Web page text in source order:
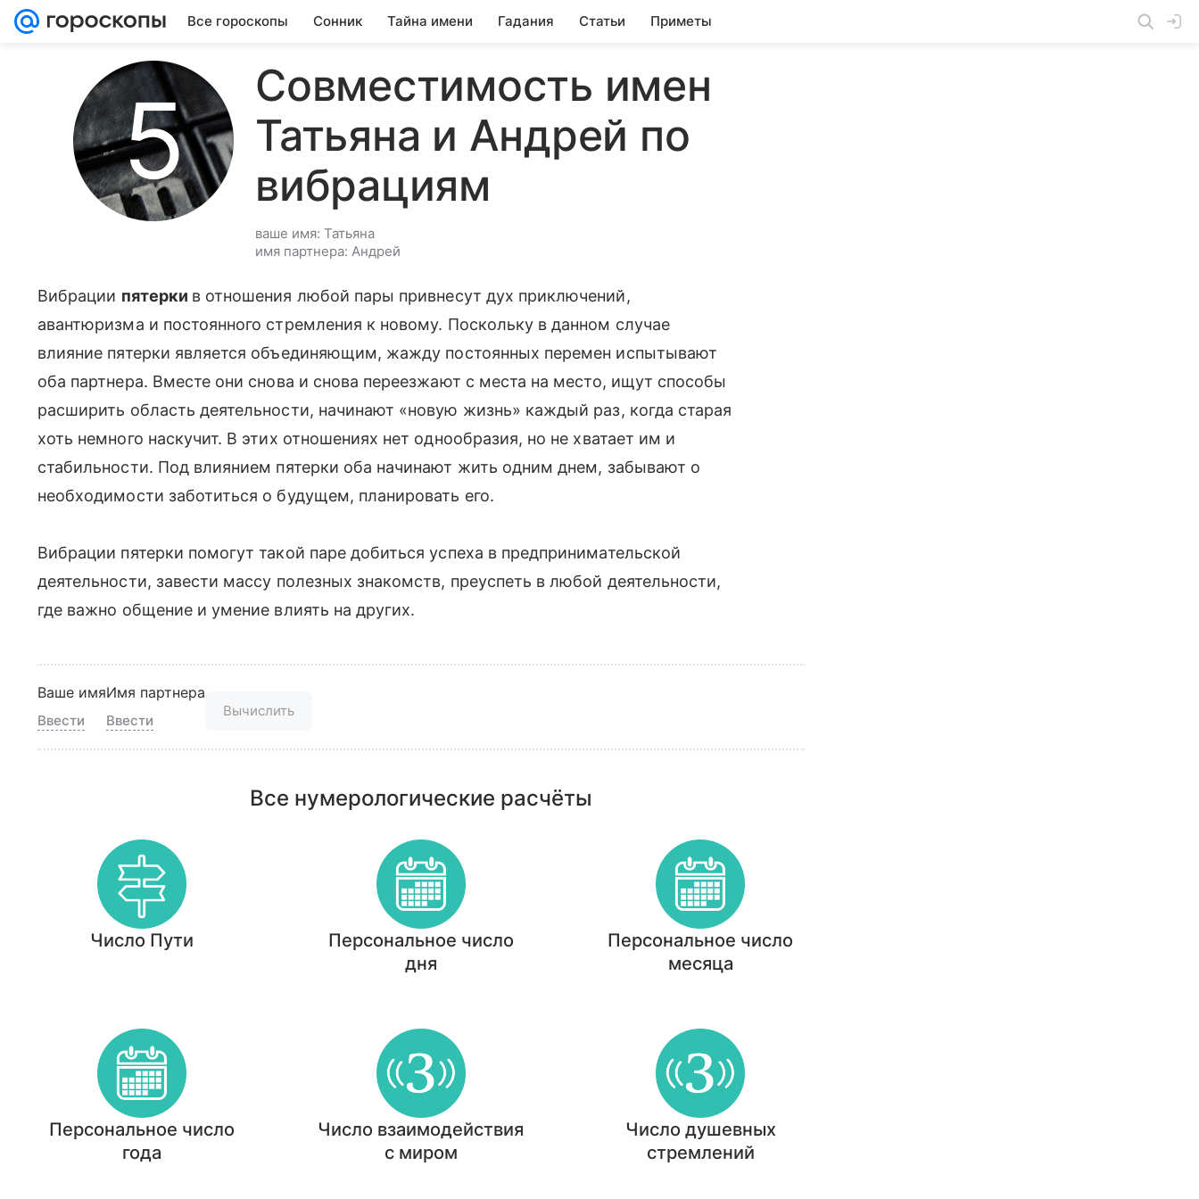
Все гороскопы Сонник Тайна имени Гадания Статьи Приметы
Совместимость имен
Татьяна и Андрей по
вибрациям
ваше имя: Татьяна
имя партнера: Андрей
Вибрации пятерки в отношения любой пары привнесут дух приключений,
авантюризма и постоянного стремления к новому. Поскольку в данном случае
влияние пятерки является объединяющим, жажду постоянных перемен испытывают
оба партнера. Вместе они снова и снова переезжают с места на место, ищут способы
расширить область деятельности, начинают «новую жизнь» каждый раз, когда старая
хоть немного наскучит. В этих отношениях нет однообразия, но не хватает им и
стабильности. Под влиянием пятерки оба начинают жить одним днем, забывают о
необходимости заботиться о будущем, планировать его.
Вибрации пятерки помогут такой паре добиться успеха в предпринимательской
деятельности, завести массу полезных знакомств, преуспеть в любой деятельности,
где важно общение и умение влиять на других.
Ваше имя
Ввести
Имя партнера
Ввести
Вычислить
Все нумерологические расчёты
Число Пути
Персональное число
дня
Персональное число
месяца
Персональное число
года
Число взаимодействия
с миром
Число душевных
стремлений